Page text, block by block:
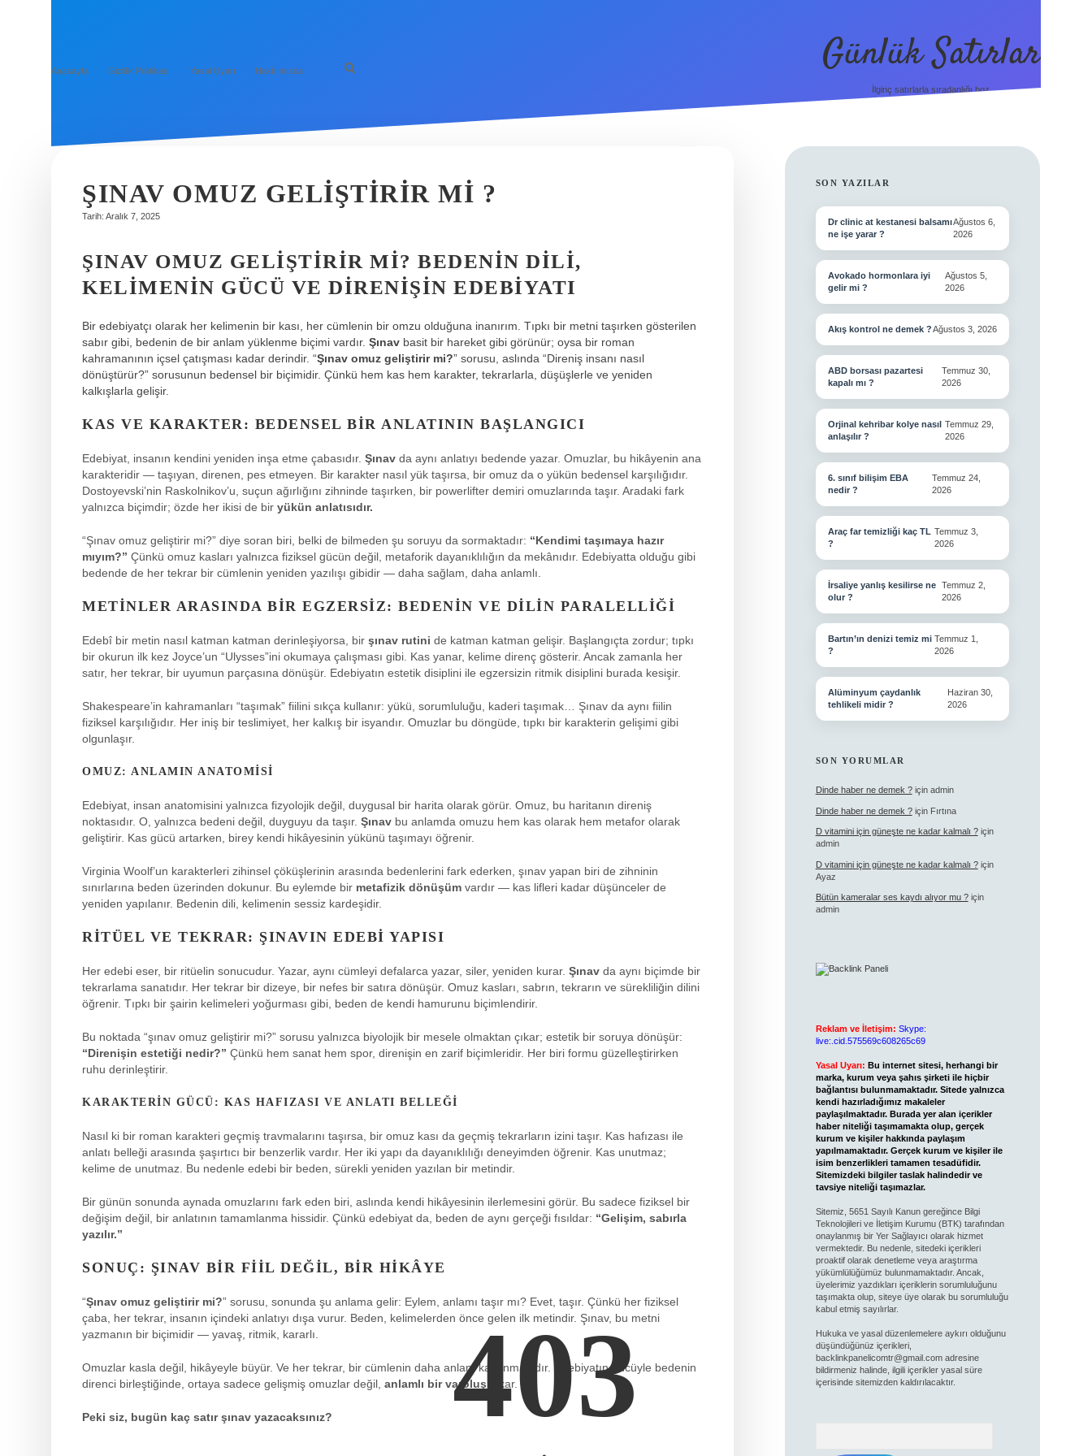
Anasayfa Gizlilik Politikası Yasal Uyarı Hakkımızda Günlük Satırlar
İlginç satırlarla sıradanlığı boz.
ŞINAV OMUZ GELIŞTIRIR MI ?
Tarih: Aralık 7, 2025
ŞINAV OMUZ GELIŞTIRIR MI? BEDENIN DILI,
KELIMENIN GÜCÜ VE DIRENIŞIN EDEBIYATI
Bir edebiyatçı olarak her kelimenin bir kası, her cümlenin bir omzu olduğuna inanırım. Tıpkı bir metni taşırken gösterilen
sabır gibi, bedenin de bir anlam yüklenme biçimi vardır. Şınav basit bir hareket gibi görünür; oysa bir roman
kahramanının içsel çatışması kadar derindir. “Şınav omuz geliştirir mi?” sorusu, aslında “Direniş insanı nasıl
dönüştürür?” sorusunun bedensel bir biçimidir. Çünkü hem kas hem karakter, tekrarlarla, düşüşlerle ve yeniden
kalkışlarla gelişir.
KAS VE KARAKTER: BEDENSEL BIR ANLATININ BAŞLANGICI
Edebiyat, insanın kendini yeniden inşa etme çabasıdır. Şınav da aynı anlatıyı bedende yazar. Omuzlar, bu hikâyenin ana
karakteridir — taşıyan, direnen, pes etmeyen. Bir karakter nasıl yük taşırsa, bir omuz da o yükün bedensel karşılığıdır.
Dostoyevski’nin Raskolnikov’u, suçun ağırlığını zihninde taşırken, bir powerlifter demiri omuzlarında taşır. Aradaki fark
yalnızca biçimdir; özde her ikisi de bir yükün anlatısıdır.
“Şınav omuz geliştirir mi?” diye soran biri, belki de bilmeden şu soruyu da sormaktadır: “Kendimi taşımaya hazır
mıyım?” Çünkü omuz kasları yalnızca fiziksel gücün değil, metaforik dayanıklılığın da mekânıdır. Edebiyatta olduğu gibi
bedende de her tekrar bir cümlenin yeniden yazılışı gibidir — daha sağlam, daha anlamlı.
METINLER ARASINDA BIR EGZERSIZ: BEDENIN VE DILIN PARALELLIĞI
Edebî bir metin nasıl katman katman derinleşiyorsa, bir şınav rutini de katman katman gelişir. Başlangıçta zordur; tıpkı
bir okurun ilk kez Joyce’un “Ulysses”ini okumaya çalışması gibi. Kas yanar, kelime direnç gösterir. Ancak zamanla her
satır, her tekrar, bir uyumun parçasına dönüşür. Edebiyatın estetik disiplini ile egzersizin ritmik disiplini burada kesişir.
Shakespeare’in kahramanları “taşımak” fiilini sıkça kullanır: yükü, sorumluluğu, kaderi taşımak… Şınav da aynı fiilin
fiziksel karşılığıdır. Her iniş bir teslimiyet, her kalkış bir isyandır. Omuzlar bu döngüde, tıpkı bir karakterin gelişimi gibi
olgunlaşır.
OMUZ: ANLAMIN ANATOMISI
Edebiyat, insan anatomisini yalnızca fizyolojik değil, duygusal bir harita olarak görür. Omuz, bu haritanın direniş
noktasıdır. O, yalnızca bedeni değil, duyguyu da taşır. Şınav bu anlamda omuzu hem kas olarak hem metafor olarak
geliştirir. Kas gücü artarken, birey kendi hikâyesinin yükünü taşımayı öğrenir.
Virginia Woolf’un karakterleri zihinsel çöküşlerinin arasında bedenlerini fark ederken, şınav yapan biri de zihninin
sınırlarına beden üzerinden dokunur. Bu eylemde bir metafizik dönüşüm vardır — kas lifleri kadar düşünceler de
yeniden yapılanır. Bedenin dili, kelimenin sessiz kardeşidir.
RITÜEL VE TEKRAR: ŞINAVIN EDEBI YAPISI
Her edebi eser, bir ritüelin sonucudur. Yazar, aynı cümleyi defalarca yazar, siler, yeniden kurar. Şınav da aynı biçimde bir
tekrarlama sanatıdır. Her tekrar bir dizeye, bir nefes bir satıra dönüşür. Omuz kasları, sabrın, tekrarın ve sürekliliğin dilini
öğrenir. Tıpkı bir şairin kelimeleri yoğurması gibi, beden de kendi hamurunu biçimlendirir.
Bu noktada “şınav omuz geliştirir mi?” sorusu yalnızca biyolojik bir mesele olmaktan çıkar; estetik bir soruya dönüşür:
“Direnişin estetiği nedir?” Çünkü hem sanat hem spor, direnişin en zarif biçimleridir. Her biri formu güzelleştirirken
ruhu derinleştirir.
KARAKTERIN GÜCÜ: KAS HAFIZASI VE ANLATI BELLEĞI
Nasıl ki bir roman karakteri geçmiş travmalarını taşırsa, bir omuz kası da geçmiş tekrarların izini taşır. Kas hafızası ile
anlatı belleği arasında şaşırtıcı bir benzerlik vardır. Her iki yapı da dayanıklılığı deneyimden öğrenir. Kas unutmaz;
kelime de unutmaz. Bu nedenle edebi bir beden, sürekli yeniden yazılan bir metindir.
Bir günün sonunda aynada omuzlarını fark eden biri, aslında kendi hikâyesinin ilerlemesini görür. Bu sadece fiziksel bir
değişim değil, bir anlatının tamamlanma hissidir. Çünkü edebiyat da, beden de aynı gerçeği fısıldar: “Gelişim, sabırla
yazılır.”
SONUÇ: ŞINAV BIR FIIL DEĞIL, BIR HIKÂYE
“Şınav omuz geliştirir mi?” sorusu, sonunda şu anlama gelir: Eylem, anlamı taşır mı? Evet, taşır. Çünkü her fiziksel
çaba, her tekrar, insanın içindeki anlatıyı dışa vurur. Beden, kelimelerden önce gelen ilk metindir. Şınav, bu metni
yazmanın bir biçimidir — yavaş, ritmik, kararlı.
Omuzlar kasla değil, hikâyeyle büyür. Ve her tekrar, bir cümlenin daha anlam kazanmasıdır. Edebiyatın gücüyle bedenin
direnci birleştiğinde, ortaya sadece gelişmiş omuzlar değil, anlamlı bir varoluş çıkar.
Peki siz, bugün kaç satır şınav yazacaksınız?
SIDEBAR
SON YAZILAR
Dr clinic at kestanesi balsamı
ne işe yarar ?
Ağustos 6,
2026
Avokado hormonlara iyi
gelir mi ?
Ağustos 5,
2026
Akış kontrol ne demek ? Ağustos 3, 2026
ABD borsası pazartesi
kapalı mı ?
Temmuz 30,
2026
Orjinal kehribar kolye nasıl
anlaşılır ?
Temmuz 29,
2026
6. sınıf bilişim EBA
nedir ?
Temmuz 24,
2026
Araç far temizliği kaç TL
?
Temmuz 3,
2026
İrsaliye yanlış kesilirse ne
olur ?
Temmuz 2,
2026
Bartın’ın denizi temiz mi
?
Temmuz 1,
2026
Alüminyum çaydanlık
tehlikeli midir ?
Haziran 30,
2026
SON YORUMLAR
Dinde haber ne demek ?için admin
Dinde haber ne demek ?için Fırtına
D vitamini için güneşte ne kadar kalmalı ?için
admin
D vitamini için güneşte ne kadar kalmalı ?için
Ayaz
Bütün kameralar ses kaydı alıyor mu ?için
admin
Reklam ve İletişim: Skype:
live:.cid.575569c608265c69
Yasal Uyarı: Bu internet sitesi, herhangi bir
marka, kurum veya şahıs şirketi ile hiçbir
bağlantısı bulunmamaktadır. Sitede yalnızca
kendi hazırladığımız makaleler
paylaşılmaktadır. Burada yer alan içerikler
haber niteliği taşımamakta olup, gerçek
kurum ve kişiler hakkında paylaşım
yapılmamaktadır. Gerçek kurum ve kişiler ile
isim benzerlikleri tamamen tesadüfidir.
Sitemizdeki bilgiler taslak halindedir ve
tavsiye niteliği taşımazlar.
Sitemiz, 5651 Sayılı Kanun gereğince Bilgi
Teknolojileri ve İletişim Kurumu (BTK) tarafından
onaylanmış bir Yer Sağlayıcı olarak hizmet
vermektedir. Bu nedenle, sitedeki içerikleri
proaktif olarak denetleme veya araştırma
yükümlülüğümüz bulunmamaktadır. Ancak,
üyelerimiz yazdıkları içeriklerin sorumluluğunu
taşımakta olup, siteye üye olarak bu sorumluluğu
kabul etmiş sayılırlar.
Hukuka ve yasal düzenlemelere aykırı olduğunu
düşündüğünüz içerikleri,
backlinkpanelicomtr@gmail.comadresine
bildirmeniz halinde, ilgili içerikler yasal süre
içerisinde sitemizden kaldırılacaktır.
403